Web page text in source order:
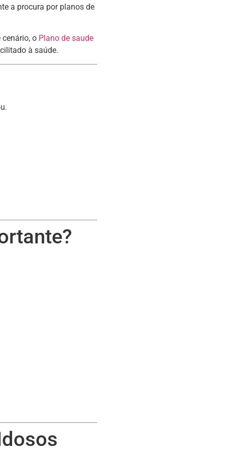
a procura por planos de
o Plano de saude
à saúde.